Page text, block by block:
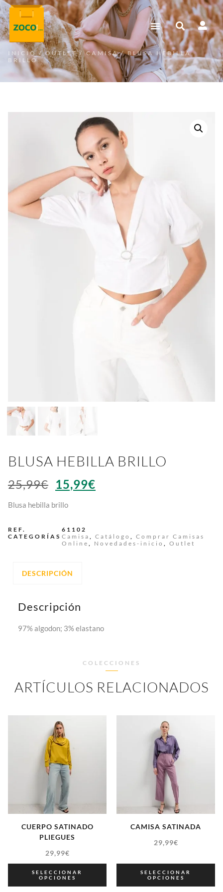
INICIO/OUTLET/CAMISA/ BLUSA HEBILLA
BRILLO
BLUSA HEBILLA BRILLO
25,99€ 15,99€
Blusa hebilla brillo
REF.
61102
CATEGORÍAS Camisa Catálogo
Comprar Camisas
Online
Novedades-inicio Outlet
DESCRIPCIÓN
Descripción
97% algodon; 3% elastano
COLECCIONES
ARTÍCULOS RELACIONADOS
CUERPO SATINADO
PLIEGUES
29,99€
SELECCIONAR
OPCIONES
CAMISA SATINADA
29,99€
SELECCIONAR
OPCIONES